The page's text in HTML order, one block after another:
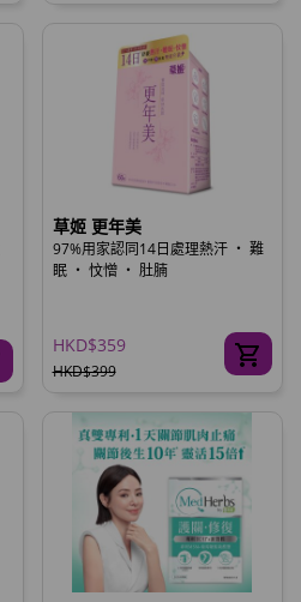
草姬 更年美
97%用家認同14日處理熱汗 ‧ 難
眠 ‧ 忟憎 ‧ 肚腩
HKD$359
HKD$399